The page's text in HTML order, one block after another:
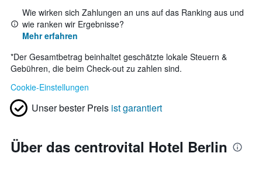
Wie wirken sich Zahlungen an uns auf das Ranking aus und
wie ranken wir Ergebnisse?
Mehr erfahren
*Der Gesamtbetrag beinhaltet geschätzte lokale Steuern &
Gebühren, die beim Check-out zu zahlen sind.
Cookie-Einstellungen
Unser bester Preis ist garantiert
Über das centrovital Hotel Berlin